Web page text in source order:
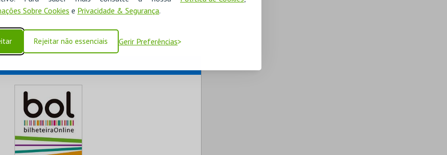
Sobre Cookies e Privacidade & Segurança.
Rejeitar não essenciais Gerir Preferências